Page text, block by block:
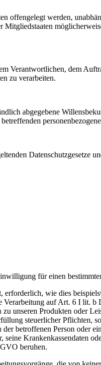
offengelegt werden,
Verantwortlichen, dem
zu verarbeiten.
abgegebene
Datenschutzgesetze
für einen
erforderlich, wie dies
Verarbeitung auf Art. 6 I lit.
unseren Produkten oder
steuerlicher Pflichten,
betroffenen Person oder
Krankenkassendaten
beruhen.